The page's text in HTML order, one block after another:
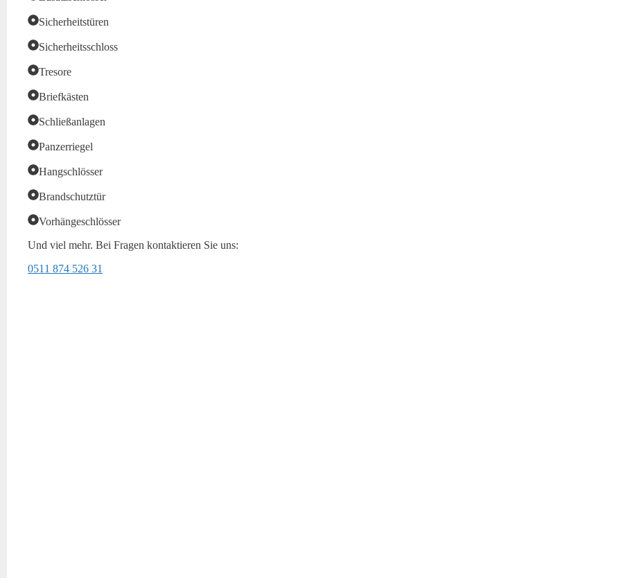
Sicherheitstüren
Sicherheitsschloss
Tresore
Briefkästen
Schließanlagen
Panzerriegel
Hangschlösser
Brandschutztür
Vorhängeschlösser
Und viel mehr. Bei Fragen kontaktieren Sie uns:
0511 874 526 31